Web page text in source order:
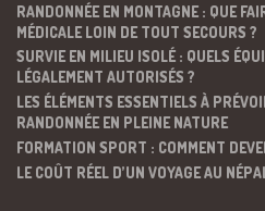
RANDONNÉE EN MONTAGNE : QUE
MÉDICALE LOIN DE TOUT SECOURS ?
SURVIE EN MILIEU ISOLÉ : QUELS
LÉGALEMENT AUTORISÉS ?
LES ÉLÉMENTS ESSENTIELS À
RANDONNÉE EN PLEINE NATURE
FORMATION SPORT : COMMENT
LE COÛT RÉEL D’UN VOYAGE AU